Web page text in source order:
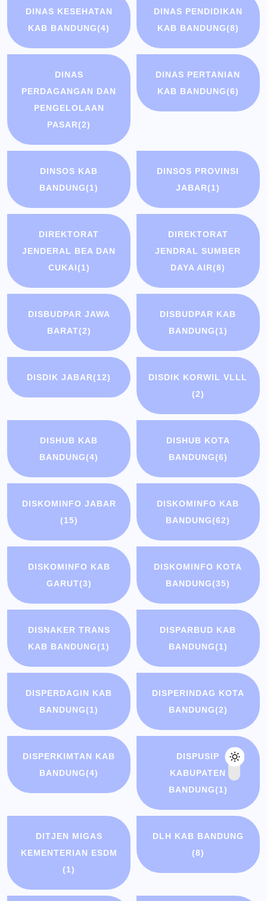
DINAS KESEHATAN
KAB BANDUNG(4)
DINAS PENDIDIKAN
KAB BANDUNG(8)
DINAS
PERDAGANGAN DAN
PENGELOLAAN
PASAR(2)
DINAS PERTANIAN
KAB BANDUNG(6)
DINSOS KAB
BANDUNG(1)
DINSOS PROVINSI
JABAR(1)
DIREKTORAT
JENDERAL BEA DAN
CUKAI(1)
DIREKTORAT
JENDRAL SUMBER
DAYA AIR(8)
DISBUDPAR JAWA
BARAT(2)
DISBUDPAR KAB
BANDUNG(1)
DISDIK JABAR(12)
DISDIK KORWIL VLLL
(2)
DISHUB KAB
BANDUNG(4)
DISHUB KOTA
BANDUNG(6)
DISKOMINFO JABAR
(15)
DISKOMINFO KAB
BANDUNG(62)
DISKOMINFO KAB
GARUT(3)
DISKOMINFO KOTA
BANDUNG(35)
DISNAKER TRANS
KAB BANDUNG(1)
DISPARBUD KAB
BANDUNG(1)
DISPERDAGIN KAB
BANDUNG(1)
DISPERINDAG KOTA
BANDUNG(2)
DISPERKIMTAN KAB
BANDUNG(4)
DISPUSIP
KABUPATEN
BANDUNG(1)
DITJEN MIGAS
KEMENTERIAN ESDM
(1)
DLH KAB BANDUNG
(8)